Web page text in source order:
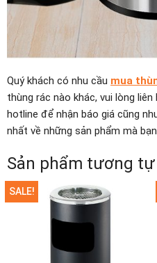
Quý khách có nhu cầu mua
thùng rác nào khác, vui lòng
hotline để nhận báo giá cũng
nhất về những sản phẩm mà
Sản phẩm tương tự
SALE!